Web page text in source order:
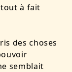
à fait
des choses
semblait